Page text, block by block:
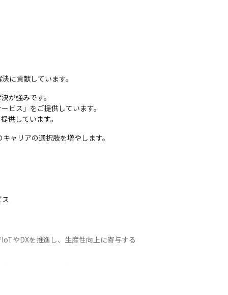
に貢献しています。
が強みです。
ビス」をご提供しています。
供しています。
ャリアの選択肢を増やします。
やDXを推進し、生産性向上に寄与する
修や、e-learning研修、リモート学習を